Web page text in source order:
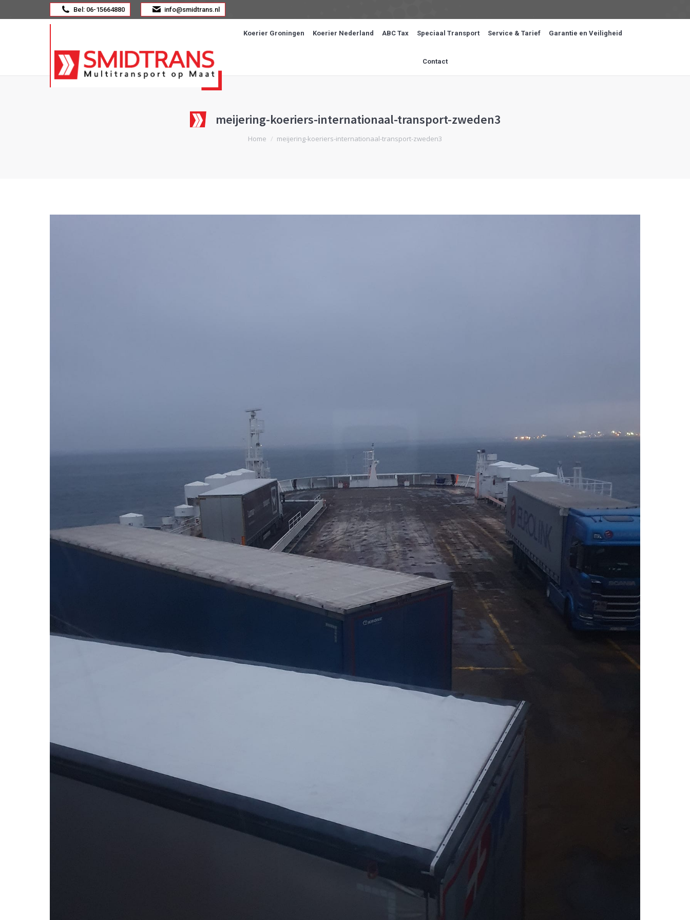
Bel: 06-15664880 info@smidtrans.nl
Koerier Groningen Koerier Nederland ABC Tax Speciaal Transport Service & Tarief Garantie en Veiligheid
Contact
meijering-koeriers-internationaal-transport-zweden3
Je bent hier:
Home meijering-koeriers-internationaal-transport-zweden3